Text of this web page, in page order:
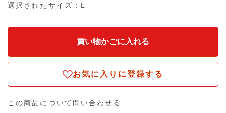
選択されたサイズ：L
お気に入りに登録する
この商品について問い合わせる